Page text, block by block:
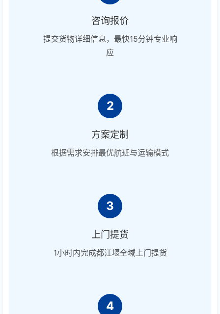
咨询报价
提交货物详细信息，最快15分钟专业响
应
2
方案定制
根据需求安排最优航班与运输模式
3
上门提货
1小时内完成都江堰全域上门提货
4